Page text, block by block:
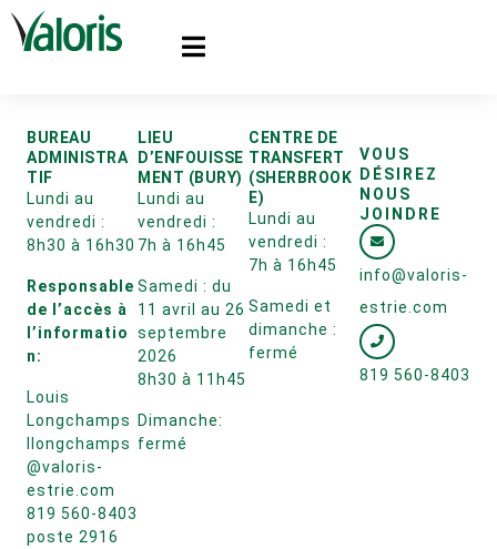
BUREAU
ADMINISTRA
TIF
Lundi au
vendredi :
8h30 à 16h30
Responsable
de l’accès à
l’informatio
n:
Louis
Longchamps
llongchamps
@valoris-
estrie.com
819 560-8403
poste 2916
LIEU
D’ENFOUISSE
MENT (BURY)
Lundi au
vendredi :
7h à 16h45
Samedi : du
11 avril au 26
septembre
2026
8h30 à 11h45
Dimanche:
fermé
CENTRE DE
TRANSFERT
(SHERBROOK
E)
Lundi au
vendredi :
7h à 16h45
Samedi et
dimanche :
fermé
VOUS
DÉSIREZ
NOUS
JOINDRE
info@valoris-
estrie.com
819 560-8403